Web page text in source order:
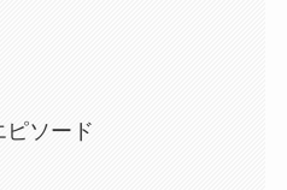
ソード